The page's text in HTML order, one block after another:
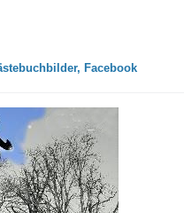
Facebook